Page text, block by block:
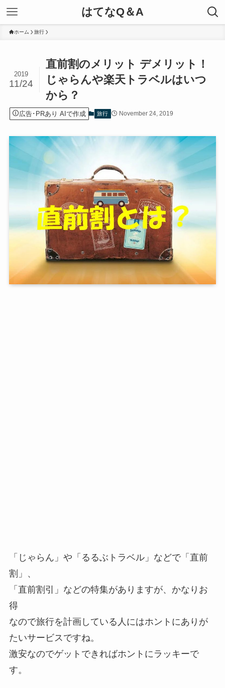
はてなQ＆A
ホーム 旅行
直前割のメリット デメリット！
じゃらんや楽天トラベルはいつ
から？
2019
11/24
広告･PRあり AIで作成 旅行 November 24, 2019
「じゃらん」や「るるぶトラベル」などで「直前
割」、
「直前割引」などの特集がありますが、かなりお
得
なので旅行を計画している人にはホントにありが
たいサービスですね。
激安なのでゲットできればホントにラッキーで
す。